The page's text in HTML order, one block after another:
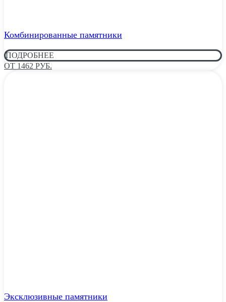
Комбинированные памятники
ПОДРОБНЕЕ
ОТ 1462 РУБ.
Эксклюзивные памятники